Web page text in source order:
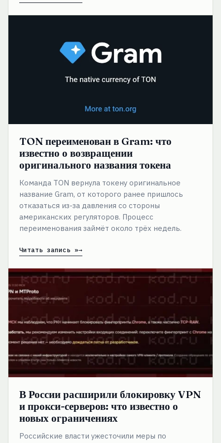
TON переименован в Gram: что
известно о возвращении
оригинального названия токена
Команда TON вернула токену оригинальное
название Gram, от которого ранее пришлось
отказаться из-за давления со стороны
американских регуляторов. Процесс
переименования займёт около трёх недель.
оригинального
Читать запись »
В России расширили блокировку VPN
и прокси-серверов: что известно о
новых ограничениях
Российские власти ужесточили меры по
В
России
расширили
блокировку
VPN
прокси-
серверов:
что
известно
о
новых
ограничениях